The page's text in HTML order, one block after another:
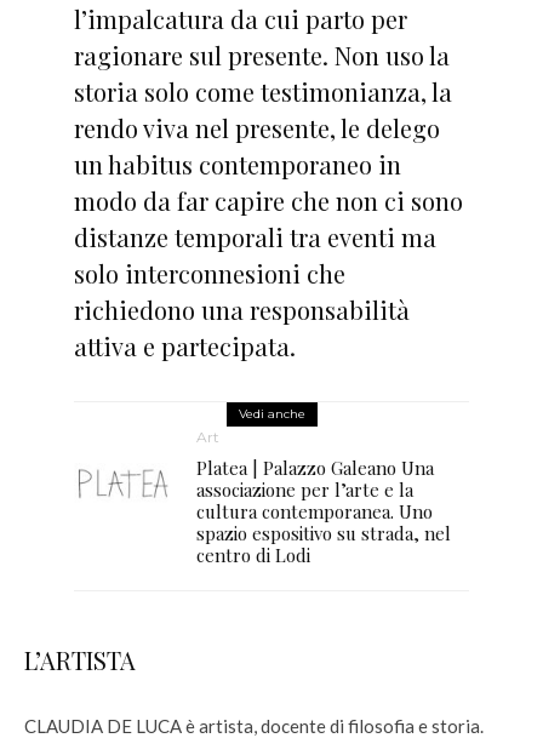
l’impalcatura da cui parto per
ragionare sul presente. Non uso la
storia solo come testimonianza, la
rendo viva nel presente, le delego
un habitus contemporaneo in
modo da far capire che non ci sono
distanze temporali tra eventi ma
solo interconnesioni che
richiedono una responsabilità
attiva e partecipata.
Vedi anche
Art
Platea | Palazzo Galeano Una
associazione per l’arte e la
cultura contemporanea. Uno
spazio espositivo su strada, nel
centro di Lodi
L’ARTISTA
CLAUDIA DE LUCA è artista, docente di filosofia e storia.